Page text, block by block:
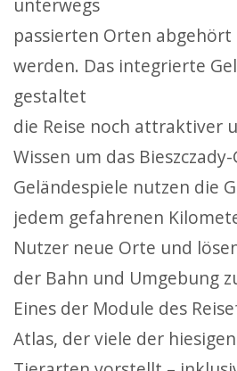
unterwegs
passierten Orten abgehört
werden. Das integrierte
gestaltet
die Reise noch attraktiver
Wissen um das
Geländespiele nutzen die
jedem gefahrenen
Nutzer neue Orte und
der Bahn und Umgebung
Eines der Module des
Atlas, der viele der